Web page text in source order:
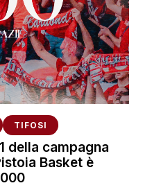
TIFOSI
della campagna
Basket è